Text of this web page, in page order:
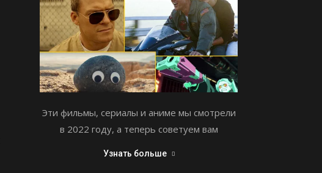
Эти фильмы, сериалы и аниме мы смотрели
в 2022 году, а теперь советуем вам
Узнать больше